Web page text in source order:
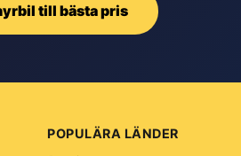
till bästa pris
POPULÄRA LÄNDER